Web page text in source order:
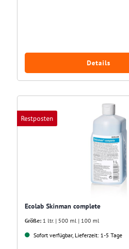
Details
Restposten
Ecolab Skinman complete
Größe: 1 ltr. | 500 ml | 100 ml
Sofort verfügbar, Lieferzeit: 1-5 Tage